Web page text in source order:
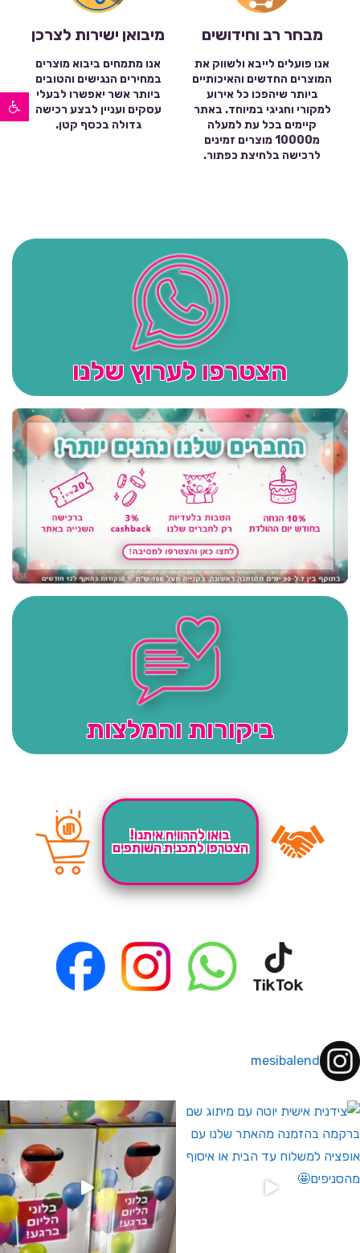
פתח סרגל נגישות
מבחר רב וחידושים
אנו פועלים לייבא ולשווק את
המוצרים החדשים והאיכותיים
ביותר שיהפכו כל אירוע
למקורי וחגיגי במיוחד. באתר
קיימים בכל עת למעלה
מ10000 מוצרים זמינים
לרכישה בלחיצת כפתור.
מיבואן ישירות לצרכן
אנו מתמחים ביבוא מוצרים
במחירים הנגישים והטובים
ביותר אשר יאפשרו לבעלי
עסקים ועניין לבצע רכישה
גדולה בכסף קטן.
הצטרפו לערוץ שלנו
ביקורות והמלצות
בואו להרוויח איתנו!
הצטרפו לתכנית השותפים
mesibalend
לחברי מועדון ומצטרפים חדשים🤍